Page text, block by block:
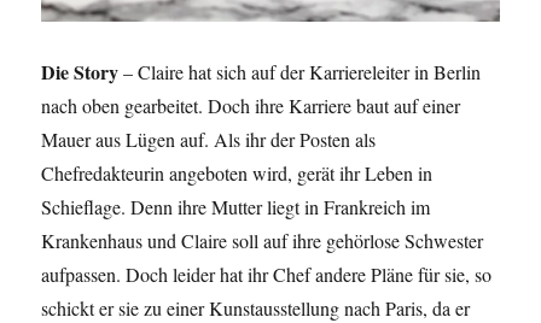
Die Story– Claire hat sich auf der Karriereleiter in Berlin
nach oben gearbeitet. Doch ihre Karriere baut auf einer
Mauer aus Lügen auf. Als ihr der Posten als
Chefredakteurin angeboten wird, gerät ihr Leben in
Schieflage. Denn ihre Mutter liegt in Frankreich im
Krankenhaus und Claire soll auf ihre gehörlose Schwester
aufpassen. Doch leider hat ihr Chef andere Pläne für sie, so
schickt er sie zu einer Kunstausstellung nach Paris, da er